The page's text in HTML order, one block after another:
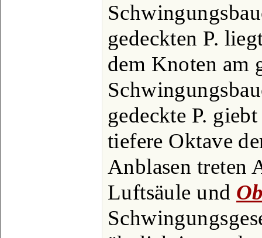
gedeckten P.
dem Knoten am
gedeckte P.
tiefere Oktave
Anblasen treten
Luftsäule und